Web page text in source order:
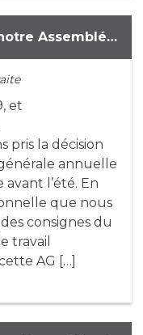
Crise COVID-19 / Report de notre Assemblée Générale en Septembre 2020 (18/03/2020)
et
pris la décision
annuelle
l’été. En
que nous
consignes du
travail
AG […]